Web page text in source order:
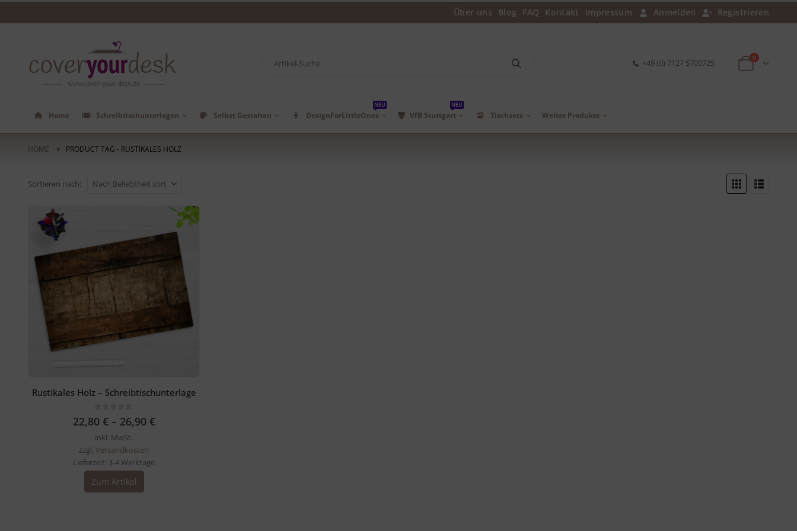
Über uns Blog FAQ Kontakt Impressum Anmelden Registrieren
+49 (0) 7127 5700725
0
Home Schreibtischunterlagen Selbst Gestalten DesignForLittleOnes
NEU
VfB Stuttgart
NEU
Tischsets Weiter Produkte
HOME PRODUCT TAG - RUSTIKALES HOLZ
Sortieren nach:
Rustikales Holz – Schreibtischunterlage
22,80 €– 26,90 €
inkl. MwSt.
zzgl. Versandkosten
Lieferzeit: 3-4 Werktage
Zum Artikel
Produkt